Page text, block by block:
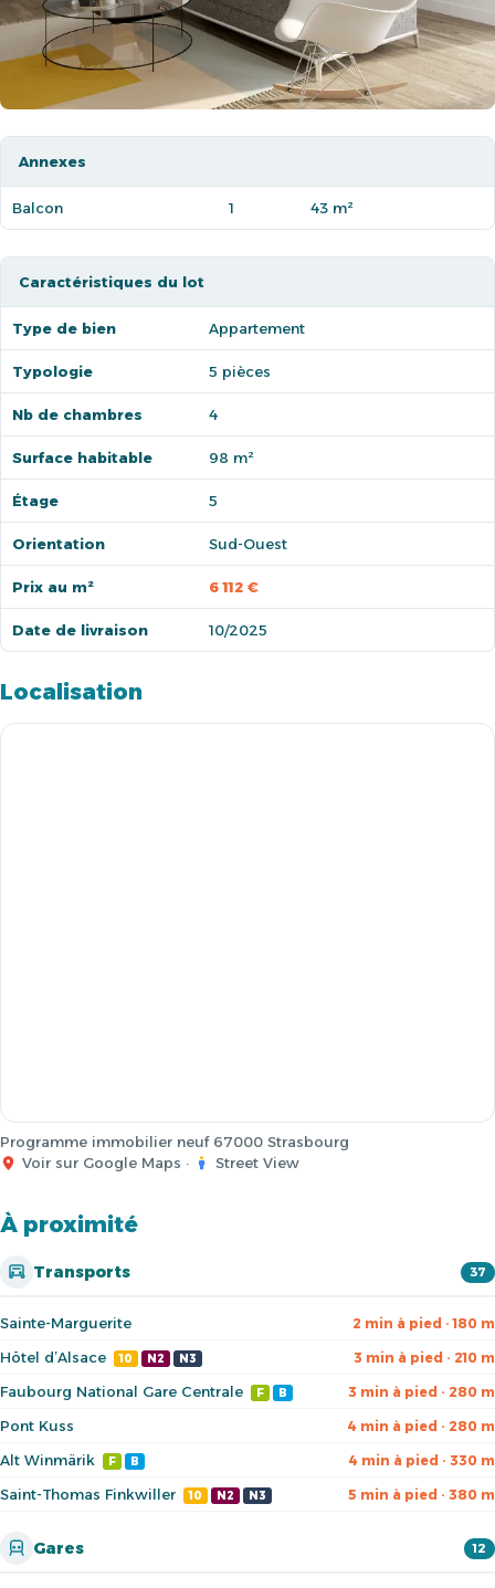
Annexes
Balcon 1 43 m²
Caractéristiques du lot
Type de bien Appartement
Typologie 5 pièces
Nb de chambres 4
Surface habitable 98 m²
Étage 5
Orientation Sud-Ouest
Prix au m² 6 112 €
Date de livraison 10/2025
Localisation
Programme immobilier neuf 67000 Strasbourg
Voir sur Google Maps · Street View
À proximité
Transports 37
Sainte-Marguerite 2 min à pied · 180 m
Hôtel d’Alsace 10 N2 N3 3 min à pied · 210 m
Faubourg National Gare Centrale F B 3 min à pied · 280 m
Pont Kuss 4 min à pied · 280 m
Alt Winmärik F B 4 min à pied · 330 m
Saint-Thomas Finkwiller 10 N2 N3 5 min à pied · 380 m
Gares 12